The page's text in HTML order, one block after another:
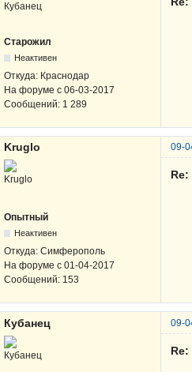
Старожил
Неактивен
Откуда: Краснодар
На форуме с 06-03-2017
Сообщений: 1 289
Kruglo 09-
Опытный
Неактивен
Откуда: Симферополь
На форуме с 01-04-2017
Сообщений: 153
Кубанец 09-